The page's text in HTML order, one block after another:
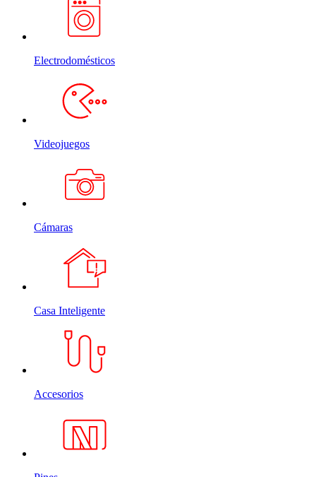
Electrodomésticos
Videojuegos
Cámaras
Casa Inteligente
Accesorios